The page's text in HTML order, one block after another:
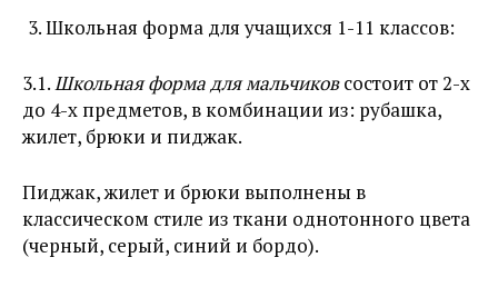
Школьная форма для учащихся 1-11 классов:
3.1.Школьная форма для мальчиковсостоит от 2-х
до 4-х предметов, в комбинации из: рубашка,
жилет, брюки и пиджак.
Пиджак, жилет и брюки выполнены в
классическом стиле из ткани однотонного цвета
(черный, серый, синий и бордо).